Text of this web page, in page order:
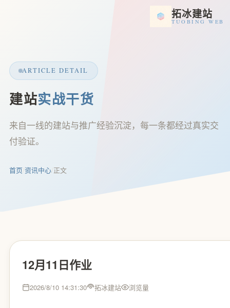
拓冰建站
TUOBING WEB
ARTICLE DETAIL
建站实战干货
来自一线的建站与推广经验沉淀，每一条都经过真实交
付验证。
首页/资讯中心/正文
12月11日作业
2026/8/10 14:31:30 拓冰建站 浏览量